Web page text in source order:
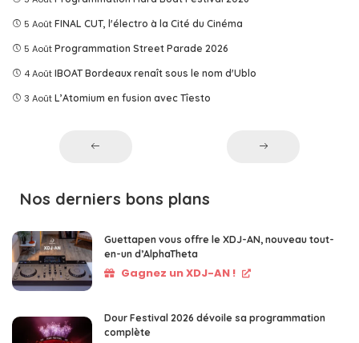
5 Août FINAL CUT, l'électro à la Cité du Cinéma
5 Août Programmation Street Parade 2026
4 Août IBOAT Bordeaux renaît sous le nom d'Ublo
3 Août L’Atomium en fusion avec Tîesto
Nos derniers bons plans
Guettapen vous offre le XDJ-AN, nouveau tout-
en-un d’AlphaTheta
Gagnez un XDJ-AN !
Dour Festival 2026 dévoile sa programmation
complète